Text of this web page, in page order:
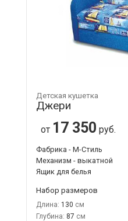
Детская кушетка
Джери
от 17 350 руб.
Фабрика - М-Стиль
Механизм - выкатной
Ящик для белья
Набор размеров
Длина: 130
Глубина: 87